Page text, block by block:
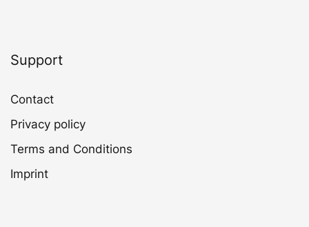
Support
Contact
Privacy policy
Terms and Conditions
Imprint